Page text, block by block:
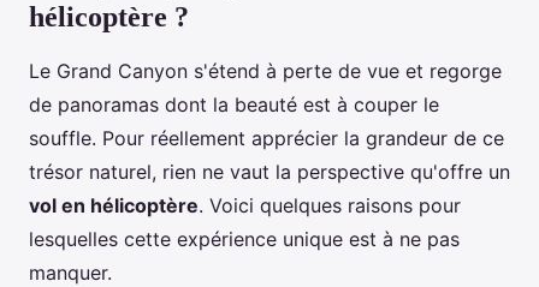
hélicoptère ?
Le Grand Canyon s'étend à perte de vue et regorge
de panoramas dont la beauté est à couper le
souffle. Pour réellement apprécier la grandeur de ce
trésor naturel, rien ne vaut la perspective qu'offre un
vol en hélicoptère. Voici quelques raisons pour
lesquelles cette expérience unique est à ne pas
manquer.